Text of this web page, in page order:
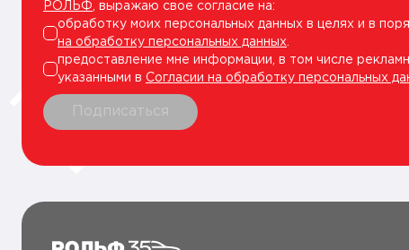
РОЛЬФ , выражаю свое согласие на:
обработку моих персональных данных в целях и в
на обработку персональных данных
предоставление мне информации, в том числе
указанными в Согласии на обработку персональных
Подписаться